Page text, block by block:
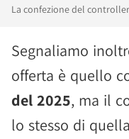
La confezione del
Segnaliamo
offerta è quello
del 2025, ma il
lo stesso di